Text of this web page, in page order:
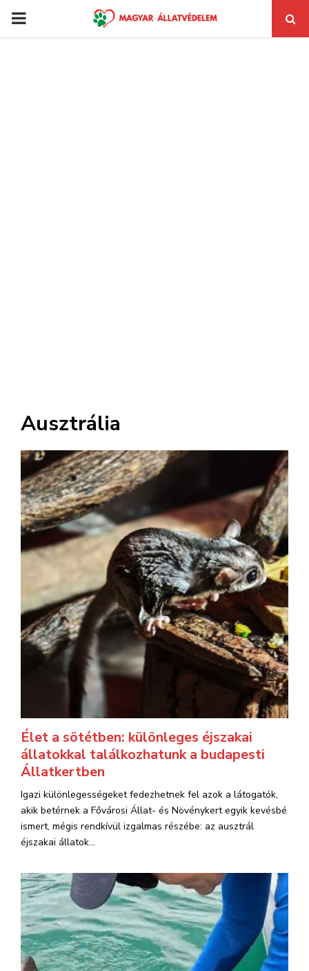
PRIMARY
Ausztrália
Élet a sötétben: különleges éjszakai
állatokkal találkozhatunk a budapesti
Állatkertben
Igazi különlegességeket fedezhetnek fel azok a látogatók,
akik betérnek a Fővárosi Állat- és Növénykert egyik kevésbé
ismert, mégis rendkívül izgalmas részébe: az ausztrál
éjszakai állatok...